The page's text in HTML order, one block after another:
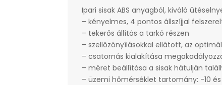
Ipari sisak ABS anyagból, kiváló
– kényelmes, 4 pontos állszíjjal
– tekerős állítás a tarkó részen
– szellőzőnyílásokkal ellátott, az
– csatornás kialakítása
– méret beállítása a sisak hátulján
– üzemi hőmérséklet tartomány: -10